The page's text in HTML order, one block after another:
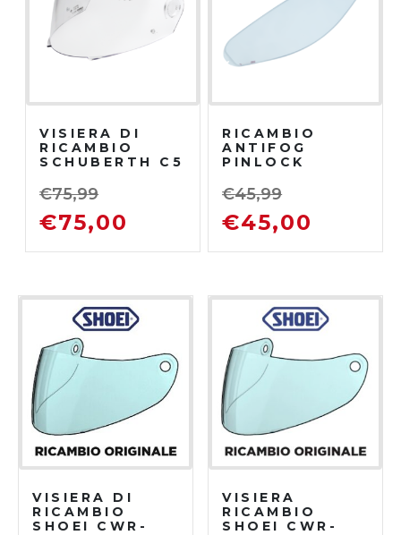
VISIERA DI
RICAMBIO
SCHUBERTH C5
€75,99
€75,00
RICAMBIO
ANTIFOG
PINLOCK
E2
€45,99
€45,00
VISIERA DI
RICAMBIO
SHOEI CWR-
VISIERA
RICAMBIO
SHOEI CWR-